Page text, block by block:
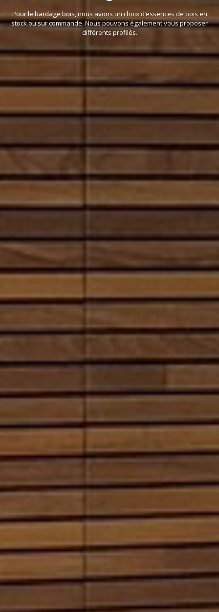
Pour le bardage bois, nous avons un choix d’essences de bois en
stock ou sur commande. Nous pouvons également vous proposer
différents profilés.